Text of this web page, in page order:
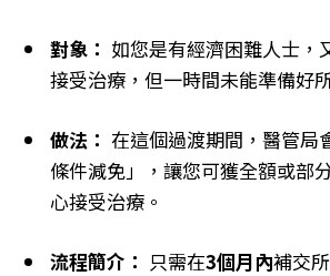
對象： 如您是有經濟困難人士，
接受治療，但一時間未能準備好
做法： 在這個過渡期間，醫管局
條件減免」，讓您可獲全額或部
心接受治療。
流程簡介： 只需在3個月內補交